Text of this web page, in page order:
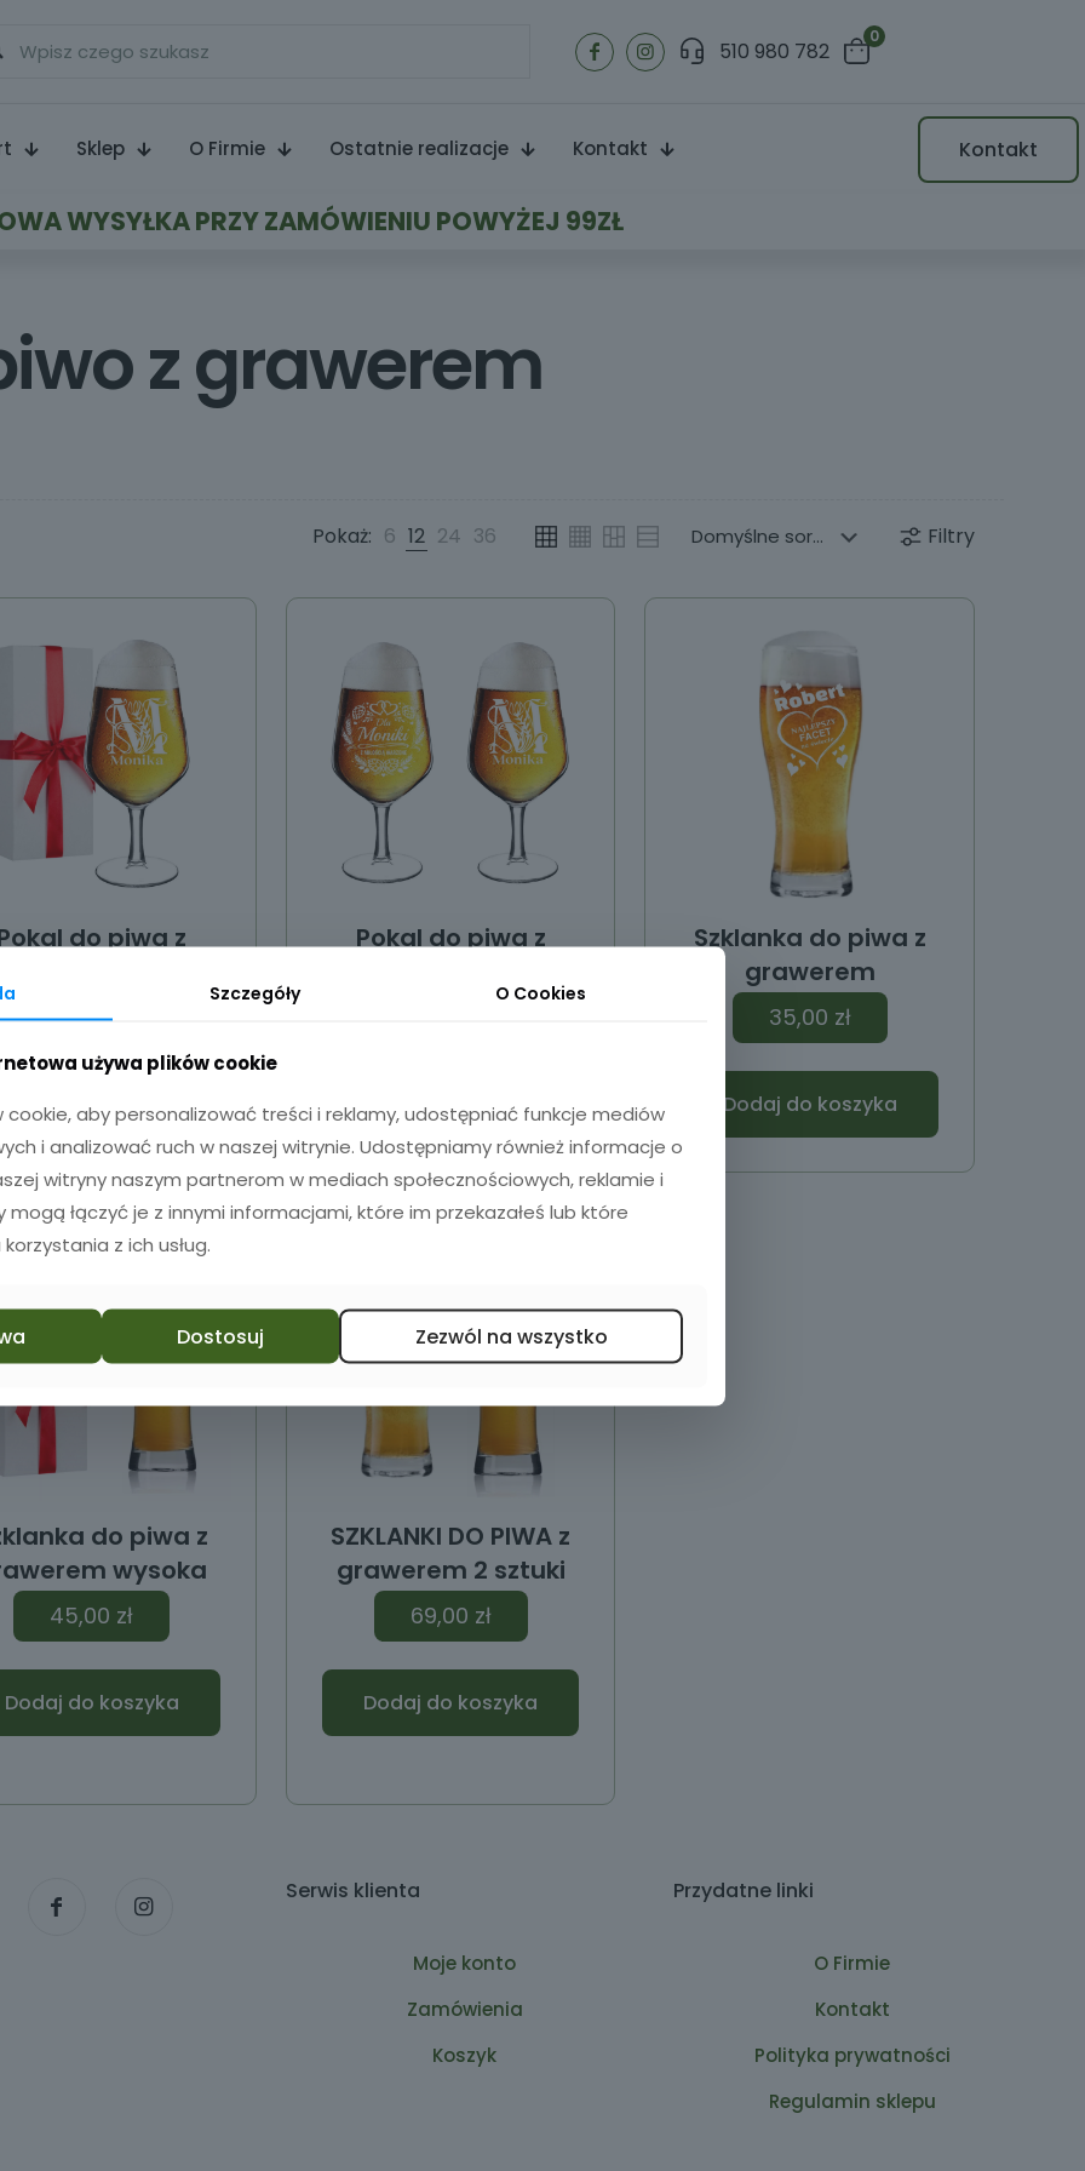
510 980 782
0
Sklep O Firmie Ostatnie realizacje Kontakt Kontakt
WYSYŁKA PRZY ZAMÓWIENIU POWYŻEJ 99ZŁ
z grawerem
Pokaż: 6 12 24 36 Filtry
do piwa z
45,00
Dodaj do koszyka
Pokal do piwa z
Dodaj do koszyka
Szklanka do piwa z
grawerem
35,00 zł
Dodaj do koszyka
do piwa z
wysoka
45,00 zł
Dodaj do koszyka
SZKLANKI DO PIWA z
grawerem 2 sztuki
69,00 zł
Dodaj do koszyka
Serwis klienta
Moje konto
Zamówienia
Koszyk
Przydatne linki
O Firmie
Kontakt
Polityka prywatności
Regulamin sklepu
Szczegóły O Cookies
używa plików cookie
cookie, aby personalizować treści i reklamy, udostępniać funkcje mediów
i analizować ruch w naszej witrynie. Udostępniamy również informacje o
witryny naszym partnerom w mediach społecznościowych, reklamie i
mogą łączyć je z innymi informacjami, które im przekazałeś lub które
z ich usług.
Dostosuj Zezwól na wszystko